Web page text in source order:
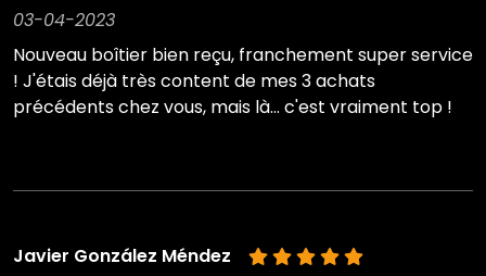
03-04-2023
Nouveau boîtier bien reçu, franchement super service
! J'étais déjà très content de mes 3 achats
précédents chez vous, mais là... c'est vraiment top !
Javier González Méndez